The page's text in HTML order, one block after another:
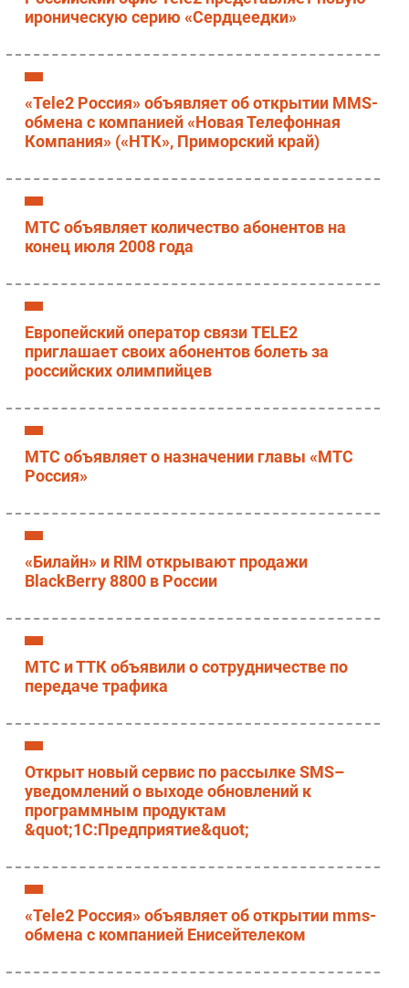
Безопасность
CIO/Управление ИТ
Гаджеты
Здоровье
РАЗДЕЛЫ
Аналитика
IT класс
Тестовый стенд
ироническую серию «Сердцеедки»
«Tele2 Россия» объявляет об открытии MMS-
обмена с компанией «Новая Телефонная
Компания» («НТК», Приморский край)
МТС объявляет количество абонентов на
конец июля 2008 года
Европейский оператор связи TELE2
приглашает своих абонентов болеть за
российских олимпийцев
МТС объявляет о назначении главы «МТС
Россия»
«Билайн» и RIM открывают продажи
BlackBerry 8800 в России
МТС и ТТК объявили о сотрудничестве по
передаче трафика
Открыт новый сервис по рассылке SMS–
уведомлений о выходе обновлений к
программным продуктам
&quot;1С:Предприятие&quot;
«Tele2 Россия» объявляет об открытии mms-
обмена с компанией Енисейтелеком